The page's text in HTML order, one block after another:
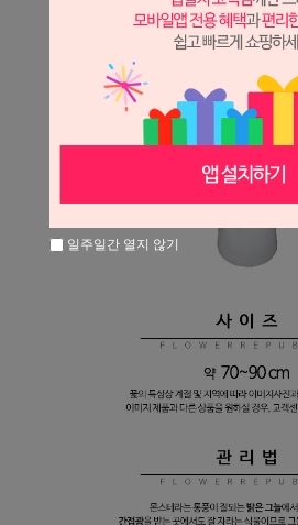
일주일간 열지 않기